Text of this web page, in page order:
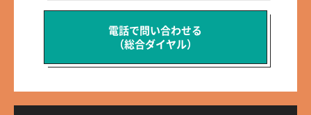
電話で問い合わせる
（総合ダイヤル）